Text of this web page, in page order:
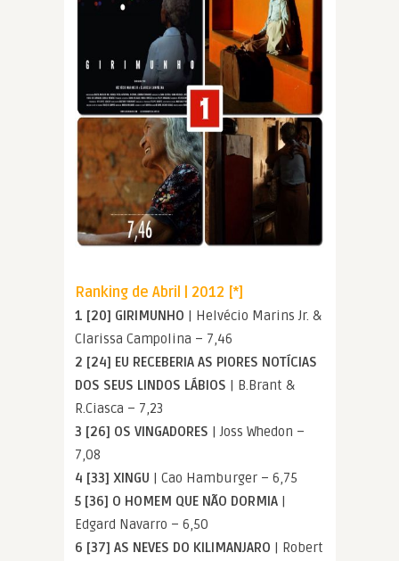
Ranking de Abril | 2012 [*]
1 [20] GIRIMUNHO | Helvécio Marins Jr. &
Clarissa Campolina – 7,46
2 [24] EU RECEBERIA AS PIORES NOTÍCIAS
DOS SEUS LINDOS LÁBIOS | B.Brant &
R.Ciasca – 7,23
3 [26] OS VINGADORES | Joss Whedon –
7,08
4 [33] XINGU | Cao Hamburger – 6,75
5 [36] O HOMEM QUE NÃO DORMIA |
Edgard Navarro – 6,50
6 [37] AS NEVES DO KILIMANJARO | Robert